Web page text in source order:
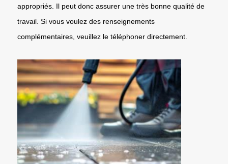
appropriés. Il peut donc assurer une très bonne qualité de
travail. Si vous voulez des renseignements
complémentaires, veuillez le téléphoner directement.